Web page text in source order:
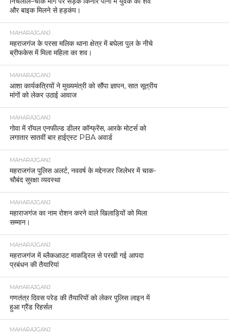
और बाइक मिलने से हड़कंप।
MAHARAJGANJ
महराजगंज के परसा मलिक थाना क्षेत्र में बघेला पुल के नीचे
ब्रीफकेस में मिला महिला का शव।
MAHARAJGANJ
आशा कार्यकत्रियों ने मुख्यमंत्री को सौंपा ज्ञापन, सात सूत्रीय
मांगों को लेकर उठाई आवाज
MAHARAJGANJ
गोवा में रॉयल एनफील्ड डीलर कॉन्फ्रेंस, आरके मोटर्स को
लगातार सातवीं बार हाईएस्ट PBA अवार्ड
MAHARAJGANJ
महराजगंज पुलिस अलर्ट, नववर्ष के मद्देनजर जिलेभर में चाक-
चौबंद सुरक्षा व्यवस्था
MAHARAJGANJ
महाराजगंज का नाम रोशन करने वाले खिलाड़ियों को मिला
सम्मान।
MAHARAJGANJ
महराजगंज में ब्लैकआउट माकड्रिल से परखी गई आपदा
प्रबंधन की तैयारियां
MAHARAJGANJ
गणतंत्र दिवस परेड की तैयारियों को लेकर पुलिस लाइन में
हुआ ग्रैंड रिहर्सल
MAHARAJGANJ